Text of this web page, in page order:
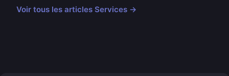
Voir tous les articles Services →